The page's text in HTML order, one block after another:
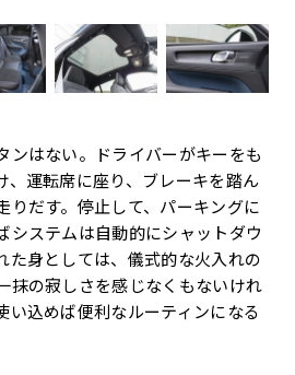
ンはない。ドライバーがキーをも
、運転席に座り、ブレーキを踏ん
りだす。停止して、パーキングに
システムは自動的にシャットダウ
た身としては、儀式的な火入れの
抹の寂しさを感じなくもないけれ
い込めば便利なルーティンになる